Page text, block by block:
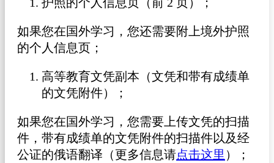
护照的个人信息页（前 2 页）；
如果您在国外学习，您还需要附上境外护照
的个人信息页；
高等教育文凭副本（文凭和带有成绩单
的文凭附件）；
如果您在国外学习，您需要上传文凭的扫描
件，带有成绩单的文凭附件的扫描件以及经
公证的俄语翻译（更多信息请点击这里 ）；